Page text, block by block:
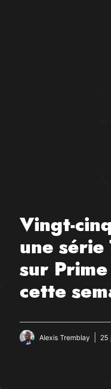
Vingt-
une
sur
cette
Alexis Tremblay 25